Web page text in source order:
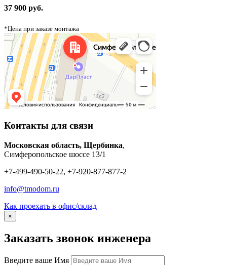
37 900 руб.
*Цена при заказе монтажа
Контакты для связи
Московская область, Щербинка,
Симферопольское шоссе 13/1
+7-499-490-50-22, +7-920-877-877-2
info@tmodom.ru
Как проехать в офис/склад
×
Заказать звонок инженера
Введите ваше Имя